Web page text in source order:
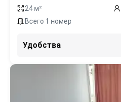
24 м²
Всего 1 номер
Удобства